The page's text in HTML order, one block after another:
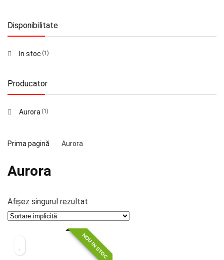
Disponibilitate
In stoc (1)
Producator
Aurora (1)
Prima pagină Aurora
Aurora
Afișez singurul rezultat
NOU IN STOC